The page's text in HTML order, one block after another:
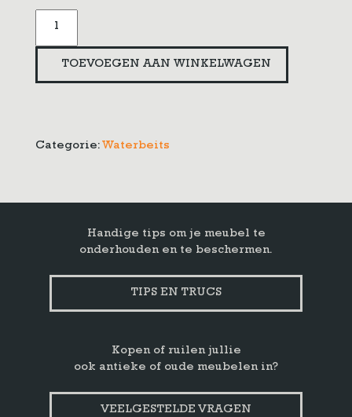
aantal
TOEVOEGEN AAN WINKELWAGEN
Categorie: Waterbeits
Handige tips om je meubel te
onderhouden en te beschermen.
TIPS EN TRUCS
Kopen of ruilen jullie
ook antieke of oude meubelen in?
VEELGESTELDE VRAGEN